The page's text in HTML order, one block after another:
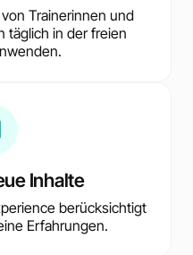
Trainerinnen und
täglich in der freien
Inhalte
berücksichtigt
Erfahrungen.